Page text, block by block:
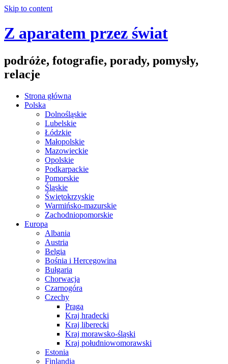
Skip to content
Z aparatem przez świat
podróże, fotografie, porady, pomysły,
relacje
Strona główna
Polska
Dolnośląskie
Lubelskie
Łódzkie
Małopolskie
Mazowieckie
Opolskie
Podkarpackie
Pomorskie
Śląskie
Świętokrzyskie
Warmińsko-mazurskie
Zachodniopomorskie
Europa
Albania
Austria
Belgia
Bośnia i Hercegowina
Bułgaria
Chorwacja
Czarnogóra
Czechy
Praga
Kraj hradecki
Kraj liberecki
Kraj morawsko-śląski
Kraj południowomorawski
Estonia
Finlandia